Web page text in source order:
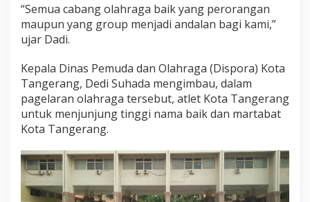
“Semua cabang olahraga baik yang perorangan
maupun yang group menjadi andalan bagi kami,”
ujar Dadi.
Kepala Dinas Pemuda dan Olahraga (Dispora) Kota
Tangerang, Dedi Suhada mengimbau, dalam
pagelaran olahraga tersebut, atlet Kota Tangerang
untuk menjunjung tinggi nama baik dan martabat
Kota Tangerang.